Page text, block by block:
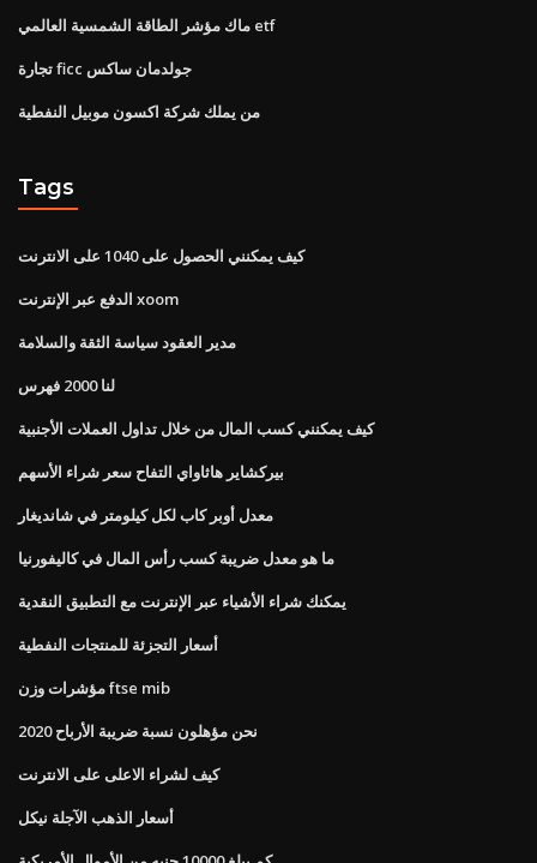
ماك مؤشر الطاقة الشمسية العالمي etf
تجارة ficc جولدمان ساكس
من يملك شركة اكسون موبيل النفطية
Tags
كيف يمكنني الحصول على 1040 على الانترنت
الدفع عبر الإنترنت xoom
مدير العقود سياسة الثقة والسلامة
لنا 2000 فهرس
كيف يمكنني كسب المال من خلال تداول العملات الأجنبية
بيركشاير هاثاواي التفاح سعر شراء الأسهم
معدل أوبر كاب لكل كيلومتر في شانديغار
ما هو معدل ضريبة كسب رأس المال في كاليفورنيا
يمكنك شراء الأشياء عبر الإنترنت مع التطبيق النقدية
أسعار التجزئة للمنتجات النفطية
مؤشرات وزن ftse mib
نحن مؤهلون نسبة ضريبة الأرباح 2020
كيف لشراء الاعلى على الانترنت
أسعار الذهب الآجلة نيكل